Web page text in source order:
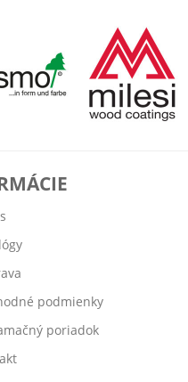
podmienky
poriadok